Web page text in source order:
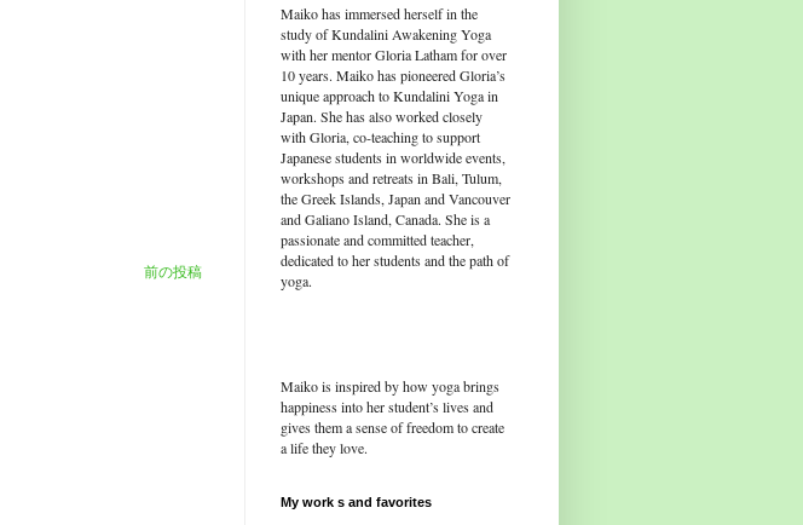
前の投稿
Maiko has immersed herself in the
study of Kundalini Awakening Yoga
with her mentor Gloria Latham for over
10 years. Maiko has pioneered Gloria’s
unique approach to Kundalini Yoga in
Japan. She has also worked closely
with Gloria, co-teaching to support
Japanese students in worldwide events,
workshops and retreats in Bali, Tulum,
the Greek Islands, Japan and Vancouver
and Galiano Island, Canada. She is a
passionate and committed teacher,
dedicated to her students and the path of
yoga.
Maiko is inspired by how yoga brings
happiness into her student’s lives and
gives them a sense of freedom to create
a life they love.
My work s and favorites